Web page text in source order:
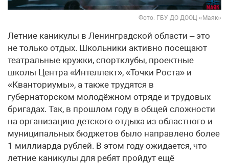
Фото: ГБУ ДО ДООЦ «Маяк»
Летние каникулы в Ленинградской области – это
не только отдых. Школьники активно посещают
театральные кружки, спортклубы, проектные
школы Центра «Интеллект», «Точки Роста» и
«Кванториумы», а также трудятся в
губернаторском молодёжном отряде и трудовых
бригадах. Так, в прошлом году в общей сложности
на организацию детского отдыха из областного и
муниципальных бюджетов было направлено более
1 миллиарда рублей. В этом году ожидается, что
летние каникулы для ребят пройдут ещё